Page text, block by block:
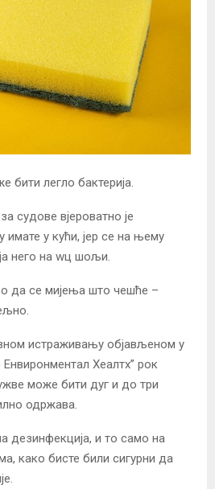
бити легло бактерија.
судове вјероватно је
имате у кући, јер се на њему
него на wц шољи.
да се мијења што чешће –
истраживању објављеном у
Хеалтх” рок
може бити дуг и до три
одржава.
дезинфекција, и то само на
како бисте били сигурни да